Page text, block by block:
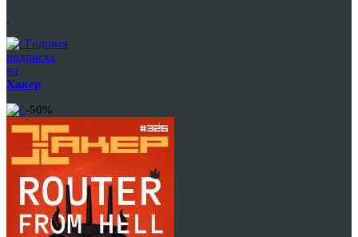
Годовая
подписка
на
Хакер
-50%